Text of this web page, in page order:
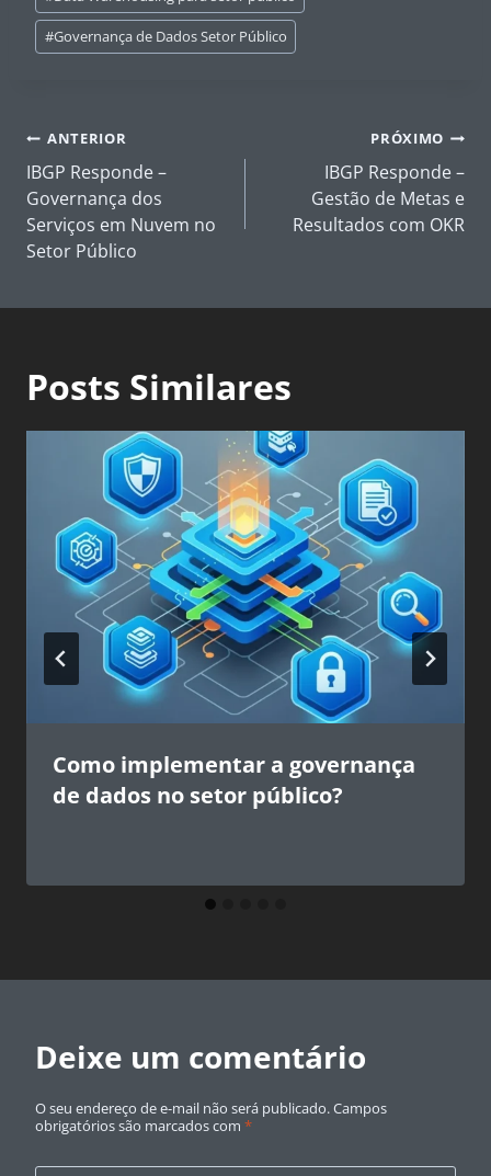
#Governança de Dados Setor Público
Navegação
de
Post
ANTERIOR
IBGP Responde –
Governança dos
Serviços em Nuvem no
Setor Público
PRÓXIMO
IBGP Responde –
Gestão de Metas e
Resultados com OKR
Posts Similares
Como implementar a governança
de dados no setor público?
Deixe um comentário
O seu endereço de e-mail não será publicado.Campos
obrigatórios são marcados com *